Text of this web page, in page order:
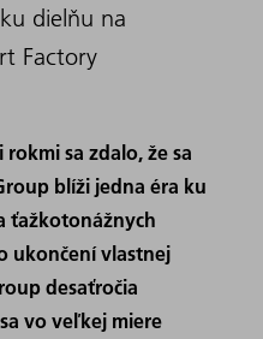
dielňu na
Factory
sa zdalo, že sa
blíži jedna éra ku
ťažkotonážnych
ukončení vlastnej
desaťročia
vo veľkej miere